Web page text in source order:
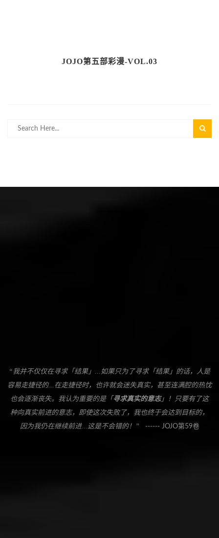
JOJO第五部彩漫-VOL.03
“我并不仅仅在寻求「结果」...如果只为了寻求「结果」的话，人是
容易走捷径的...在走捷径时，也许就会迷失真实，甚至连满腔的热忱
也会逐渐丧失。我认为重要的是「 寻求真实的意志」！只要有了这
种向真实前进的意志，即使这次失败了，我也终于会达到目标的，
因为我仍在继续前进...这是不会错的！”
------ JOJO第59卷